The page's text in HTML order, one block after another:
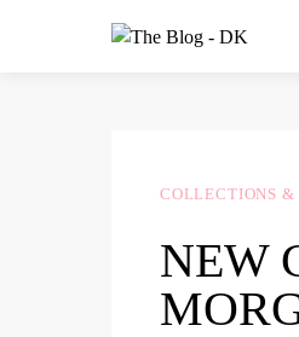
COLLECTIONS &
NEW